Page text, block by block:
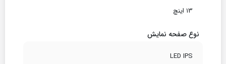
13 اینچ
نوع صفحه نمایش
LED IPS